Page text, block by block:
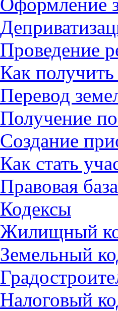
Проведение
Как
Перевод
Получение
Создание
Как стать
Правовая база
Кодексы
Жилищный
Земельный
Налоговый